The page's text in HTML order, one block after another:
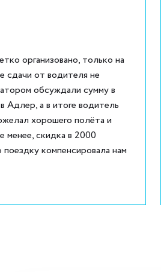
организовано, только на
сдачи от водителя не
обсуждали сумму в
Адлер, а в итоге водитель
хорошего полёта и
менее, скидка в 2000
компенсировала нам